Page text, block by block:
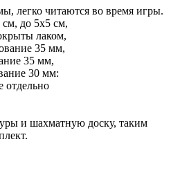
легко читаются во время игры.
до 5x5 см,
лаком,
35 мм,
35 мм,
30 мм:
отдельно
и шахматную доску, таким